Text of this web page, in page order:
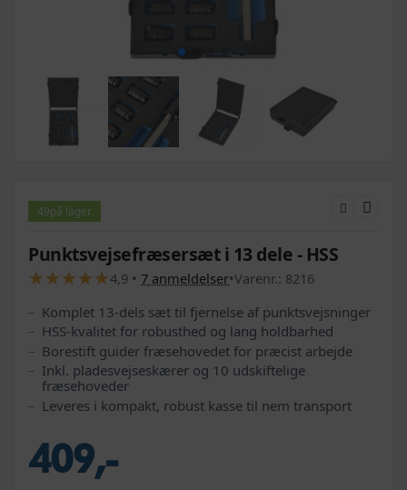
49på lager
Punktsvejsefræsersæt i 13 dele - HSS
★
★★
★★
★★
★★
★4,9 • 7 anmeldelser•Varenr.: 8216
Komplet 13‑dels sæt til fjernelse af punktsvejsninger
HSS‑kvalitet for robusthed og lang holdbarhed
Borestift guider fræsehovedet for præcist arbejde
Inkl. pladesvejseskærer og 10 udskiftelige
fræsehoveder
Leveres i kompakt, robust kasse til nem transport
409,-